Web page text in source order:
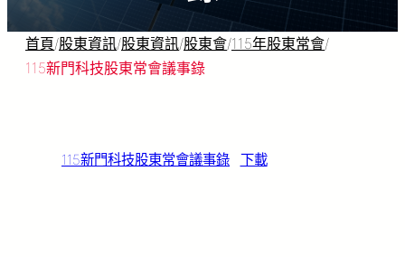
首頁/股東資訊/股東資訊/股東會/115年股東常會/
115新門科技股東常會議事錄
115新門科技股東常會議事錄 下載